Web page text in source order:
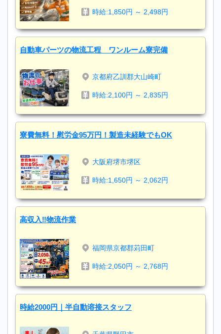
時給:1,850円 ～ 2,498円
自動車パーツの物流工程 ワンルーム寮完備
京都府乙訓郡大山崎町
時給:2,100円 ～ 2,835円
寮費無料！慰労金95万円！製造未経験でもOK
大阪府堺市堺区
時給:1,650円 ～ 2,062円
高収入‼物流作業
福岡県京都郡苅田町
時給:2,050円 ～ 2,768円
時給2000円｜半自動溶接スタッフ